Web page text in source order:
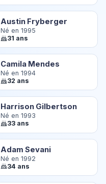
Austin Fryberger
Né en 1995
31 ans
Camila Mendes
Né en 1994
32 ans
Harrison Gilbertson
Né en 1993
33 ans
Adam Sevani
Né en 1992
34 ans